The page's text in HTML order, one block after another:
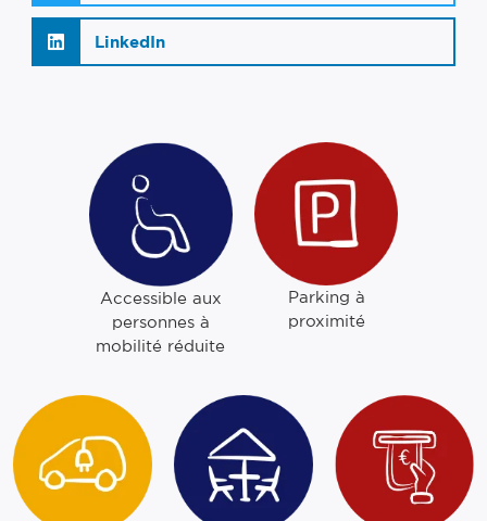
LinkedIn
Accessible aux
personnes à
mobilité réduite
Parking à
proximité